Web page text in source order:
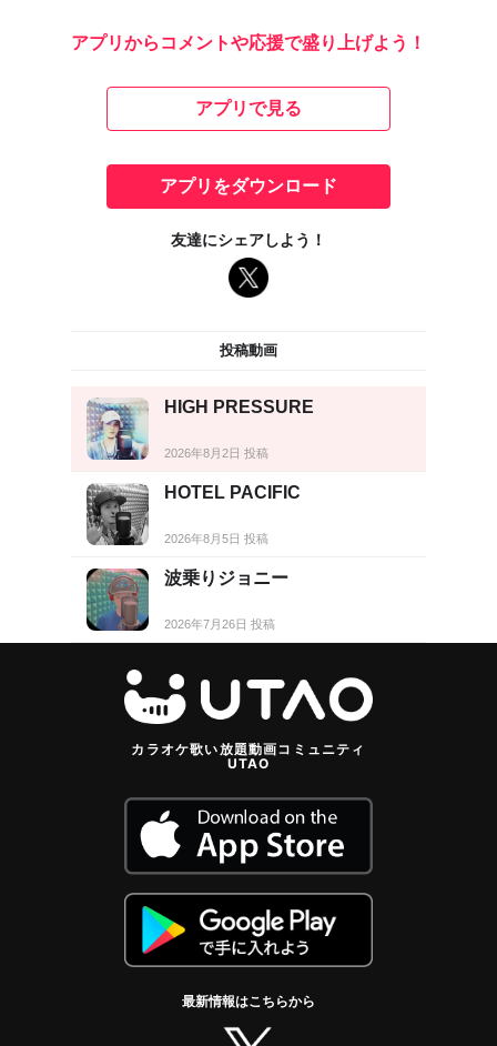
アプリからコメントや応援で盛り上げよう！
アプリで見る
アプリをダウンロード
友達にシェアしよう！
投稿動画
HIGH PRESSURE
2026年8月2日 投稿
HOTEL PACIFIC
2026年8月5日 投稿
波乗りジョニー
2026年7月26日 投稿
カラオケ歌い放題動画コミュニティ
UTAO
最新情報はこちらから